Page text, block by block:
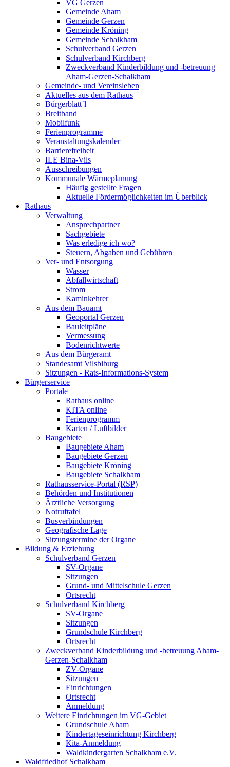
VG Gerzen
Gemeinde Aham
Gemeinde Gerzen
Gemeinde Kröning
Gemeinde Schalkham
Schulverband Gerzen
Schulverband Kirchberg
Zweckverband Kinderbildung und -betreuung
Aham-Gerzen-Schalkham
Gemeinde- und Vereinsleben
Aktuelles aus dem Rathaus
Bürgerblatt`l
Breitband
Mobilfunk
Ferienprogramme
Veranstaltungskalender
Barrierefreiheit
ILE Bina-Vils
Ausschreibungen
Kommunale Wärmeplanung
Häufig gestellte Fragen
Aktuelle Fördermöglichkeiten im Überblick
Rathaus
Verwaltung
Ansprechpartner
Sachgebiete
Was erledige ich wo?
Steuern, Abgaben und Gebühren
Ver- und Entsorgung
Wasser
Abfallwirtschaft
Strom
Kaminkehrer
Aus dem Bauamt
Geoportal Gerzen
Bauleitpläne
Vermessung
Bodenrichtwerte
Aus dem Bürgeramt
Standesamt Vilsbiburg
Sitzungen - Rats-Informations-System
Bürgerservice
Portale
Rathaus online
KITA online
Ferienprogramm
Karten / Luftbilder
Baugebiete
Baugebiete Aham
Baugebiete Gerzen
Baugebiete Kröning
Baugebiete Schalkham
Rathausservice-Portal (RSP)
Behörden und Institutionen
Ärztliche Versorgung
Notruftafel
Busverbindungen
Geografische Lage
Sitzungstermine der Organe
Bildung & Erziehung
Schulverband Gerzen
SV-Organe
Sitzungen
Grund- und Mittelschule Gerzen
Ortsrecht
Schulverband Kirchberg
SV-Organe
Sitzungen
Grundschule Kirchberg
Ortsrecht
Zweckverband Kinderbildung und -betreuung Aham-
Gerzen-Schalkham
ZV-Organe
Sitzungen
Einrichtungen
Ortsrecht
Anmeldung
Weitere Einrichtungen im VG-Gebiet
Grundschule Aham
Kindertageseinrichtung Kirchberg
Kita-Anmeldung
Waldkindergarten Schalkham e.V.
Waldfriedhof Schalkham